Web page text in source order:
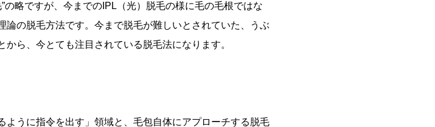
の略ですが、今までのIPL（光）脱毛の様に毛の毛根ではな
論の脱毛方法です。今まで脱毛が難しいとされていた、うぶ
ら、今とても注目されている脱毛法になります。
うに指令を出す」領域と、毛包自体にアプローチする脱毛